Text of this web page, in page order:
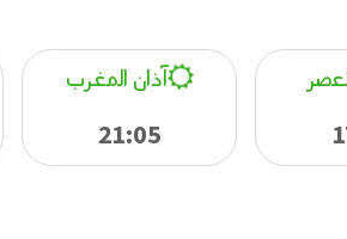
آذان المغرب
21:05